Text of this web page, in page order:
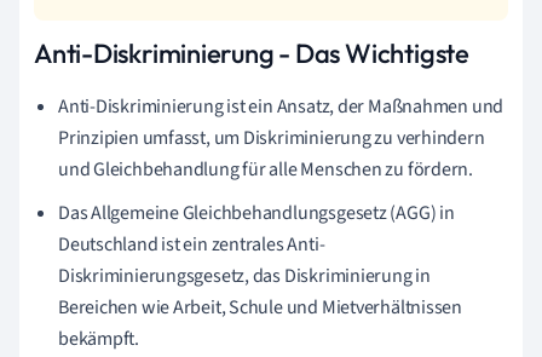
Anti-Diskriminierung - Das Wichtigste
Anti-Diskriminierung ist ein Ansatz, der Maßnahmen und
Prinzipien umfasst, um Diskriminierung zu verhindern
und Gleichbehandlung für alle Menschen zu fördern.
Das Allgemeine Gleichbehandlungsgesetz (AGG) in
Deutschland ist ein zentrales Anti-
Diskriminierungsgesetz, das Diskriminierung in
Bereichen wie Arbeit, Schule und Mietverhältnissen
bekämpft.